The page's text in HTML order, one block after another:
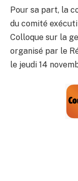
Pour sa part, la
du comité
Colloque sur la
organisé par le
le jeudi 14